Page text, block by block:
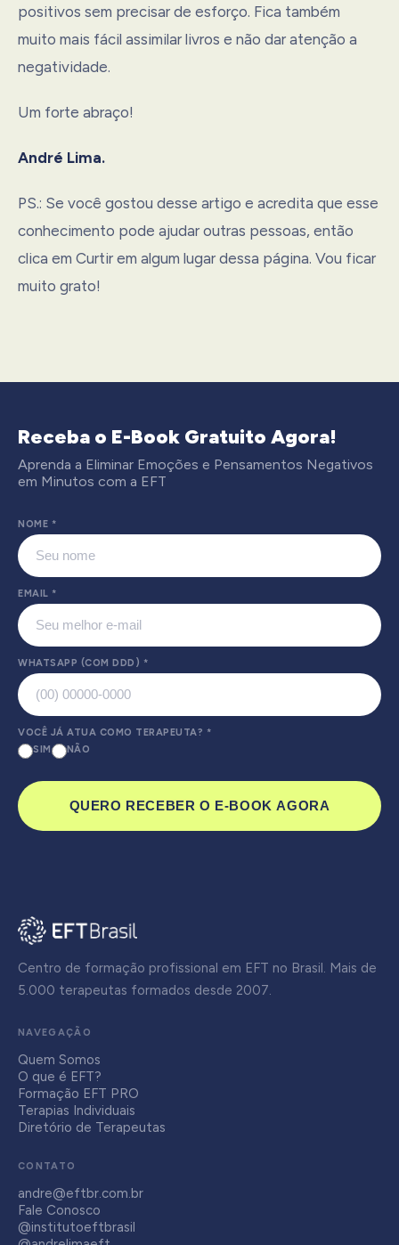
positivos sem precisar de esforço. Fica também
muito mais fácil assimilar livros e não dar atenção a
negatividade.
Um forte abraço!
André Lima.
PS.: Se você gostou desse artigo e acredita que esse
conhecimento pode ajudar outras pessoas, então
clica em Curtir em algum lugar dessa página. Vou ficar
muito grato!
Receba o E-Book Gratuito Agora!
Aprenda a Eliminar Emoções e Pensamentos Negativos
em Minutos com a EFT
NOME *
EMAIL *
WHATSAPP (COM DDD) *
VOCÊ JÁ ATUA COMO TERAPEUTA? *
SIM
NÃO
QUERO RECEBER O E-BOOK AGORA
Centro de formação profissional em EFT no Brasil. Mais de
5.000 terapeutas formados desde 2007.
NAVEGAÇÃO
Quem Somos
O que é EFT?
Formação EFT PRO
Terapias Individuais
Diretório de Terapeutas
CONTATO
andre@eftbr.com.br
Fale Conosco
@institutoeftbrasil